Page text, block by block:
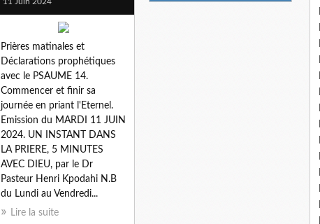
Prières matinales et
Déclarations prophétiques
avec le PSAUME 14.
Commencer et finir sa
journée en priant l'Eternel.
Emission du MARDI 11 JUIN
2024. UN INSTANT DANS
LA PRIERE, 5 MINUTES
AVEC DIEU, par le Dr
Pasteur Henri Kpodahi N.B
du Lundi au Vendredi...
Lire la suite